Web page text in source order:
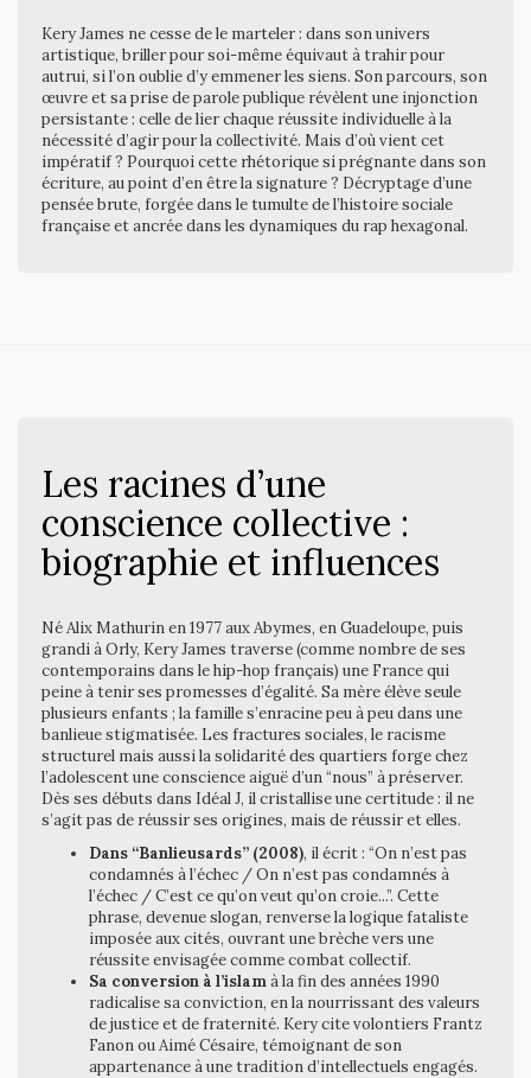
Kery James ne cesse de le marteler : dans son univers
artistique, briller pour soi-même équivaut à trahir pour
autrui, si l’on oublie d’y emmener les siens. Son parcours, son
œuvre et sa prise de parole publique révèlent une injonction
persistante : celle de lier chaque réussite individuelle à la
nécessité d’agir pour la collectivité. Mais d’où vient cet
impératif ? Pourquoi cette rhétorique si prégnante dans son
écriture, au point d’en être la signature ? Décryptage d’une
pensée brute, forgée dans le tumulte de l’histoire sociale
française et ancrée dans les dynamiques du rap hexagonal.
Les racines d’une
conscience collective :
biographie et influences
Né Alix Mathurin en 1977 aux Abymes, en Guadeloupe, puis
grandi à Orly, Kery James traverse (comme nombre de ses
contemporains dans le hip-hop français) une France qui
peine à tenir ses promesses d’égalité. Sa mère élève seule
plusieurs enfants ; la famille s’enracine peu à peu dans une
banlieue stigmatisée. Les fractures sociales, le racisme
structurel mais aussi la solidarité des quartiers forge chez
l’adolescent une conscience aiguë d’un “nous” à préserver.
Dès ses débuts dans Idéal J, il cristallise une certitude : il ne
s’agit pas de réussir ses origines, mais de réussir et elles.
Dans “Banlieusards” (2008), il écrit : “On n’est pas
condamnés à l’échec / On n’est pas condamnés à
l’échec / C’est ce qu’on veut qu’on croie...”. Cette
phrase, devenue slogan, renverse la logique fataliste
imposée aux cités, ouvrant une brèche vers une
réussite envisagée comme combat collectif.
Sa conversion à l’islamà la fin des années 1990
radicalise sa conviction, en la nourrissant des valeurs
de justice et de fraternité. Kery cite volontiers Frantz
Fanon ou Aimé Césaire, témoignant de son
appartenance à une tradition d’intellectuels engagés.